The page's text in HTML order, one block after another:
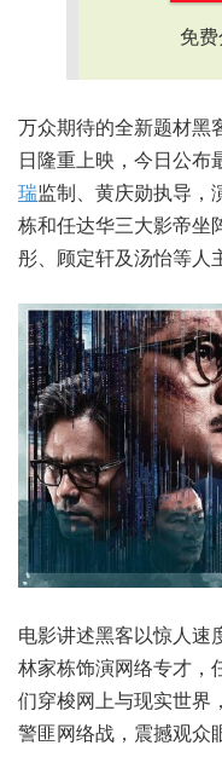
免
万众期待的全新题材黑
日隆重上映，今日公布
瑞监制、黄庆勋执导，
栋和任达华三大影帝坐
彤、顾定轩及汤怡等人
电影讲述黑客以惊人速
林家栋饰演网络专才，
们穿梭网上与现实世界
警匪网络战，震撼观众